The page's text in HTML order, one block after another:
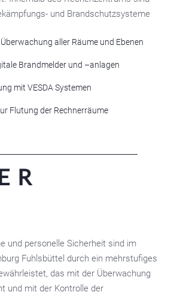
und Brandschutzsysteme
aller Räume und Ebenen
Brandmelder und –anlagen
mit VESDA Systemen
Flutung der Rechnerräume
und personelle Sicherheit sind im
Fuhlsbüttel durch ein mehrstufiges
das mit der Überwachung
und mit der Kontrolle der